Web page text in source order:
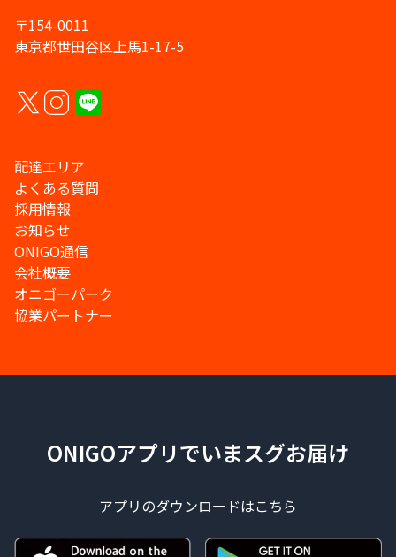
〒154-0011
東京都世田谷区上馬1-17-5
配達エリア
よくある質問
採用情報
お知らせ
ONIGO通信
会社概要
オニゴーパーク
協業パートナー
ONIGOアプリでいまスグお届け
アプリのダウンロードはこちら